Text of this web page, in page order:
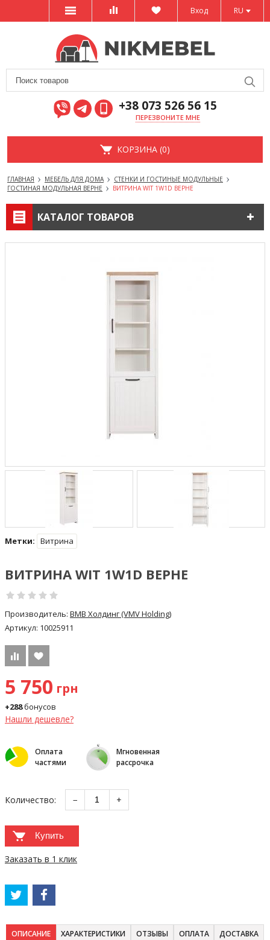
RU
Вход
+38 073 526 56 15
ПЕРЕЗВОНИТЕ МНЕ
КОРЗИНА (0)
ГЛАВНАЯ МЕБЕЛЬ ДЛЯ ДОМА
СТЕНКИ И ГОСТИНЫЕ МОДУЛЬНЫЕ
ГОСТИНАЯ МОДУЛЬНАЯ ВЕРНЕ
ВИТРИНА WIT 1W1D ВЕРНЕ
КАТАЛОГ ТОВАРОВ
Метки: Витрина
ВИТРИНА WIT 1W1D ВЕРНЕ
Производитель: ВМВ Холдинг (VMV Holding)
Артикул: 10025911
5 750 грн
+288бонусов
Нашли дешевле?
Оплата
частями
Мгновенная
рассрочка
Количество: − +
Купить
Заказать в 1 клик
ОПИСАНИЕ ХАРАКТЕРИСТИКИ ОТЗЫВЫ ОПЛАТА ДОСТАВКА